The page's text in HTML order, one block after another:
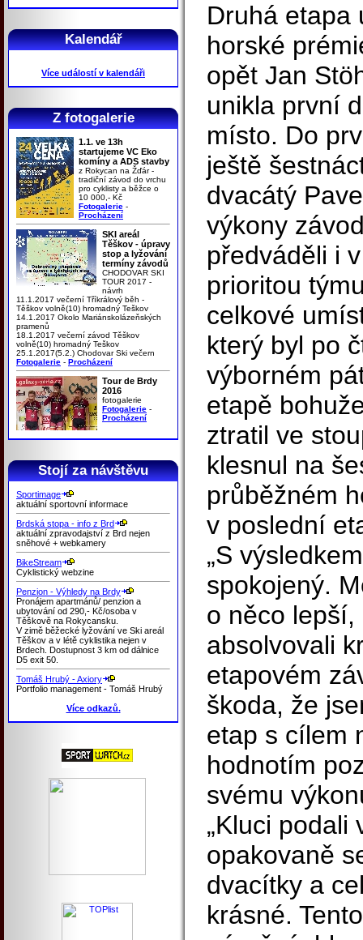
Kalendář
Více událostí v kalendáři
Z fotogalerie
1.1. ve 13h
startujeme VC Eko
komíny a ADS stavby
z Rokycan na Žďár -
tradiční závod do vrchu
pro cyklisty a běžce o
10 000,- Kč
Fotogalerie -
Procházení
SKI areál
Těškov - úpravy
stop a lyžování
termíny závodů
CHODOVAR SKI
TOUR 2017 -
návrh
11.1.2017 večerní Tříkrálový běh -
Těškov volně(10) hromadný Teškov
14.1.2017 Okolo Mariánskolázeňských
pramenů
18.1.2017 večerní závod Těškov
volně(10) hromadný Teškov
25.1.2017(5.2.) Chodovar Ski večern
Fotogalerie - Procházení
Tour de Brdy
2016
fotogalerie
Fotogalerie -
Procházení
Stojí za návštěvu
Sportimage
aktuální sportovní informace
Brdská stopa - info z Brd
aktuální zpravodajství z Brd nejen
sněhové + webkamery
BikeStream
Cyklistický webzine
Penzion - Výhledy na Brdy
Pronájem apartmánů/ penzion a
ubytování od 290,- Kč/osoba v
Těškově na Rokycansku.
V zimě běžecké lyžování ve Ski areál
Těškov a v létě cyklistika nejen v
Brdech. Dostupnost 3 km od dálnice
D5 exit 50.
Tomáš Hrubý - Axiory
Portfolio management - Tomáš Hrubý
Více odkazů.
Druhá etapa
horské
opět Jan
unikla první
místo. Do
ještě
dvacátý
výkony
předváděli i
prioritou
celkové
který byl po
výborném
etapě
ztratil ve
klesnul na
průběžném
v poslední
„S
spokojený.
o něco
absolvovali
etapovém
škoda, že
etap s cílem
hodnotím
svému
„Kluci podali
opakovaně
dvacítky a
krásné.